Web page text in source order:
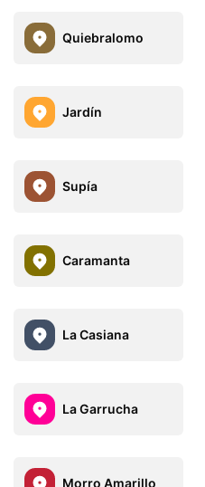
Quiebralomo
Jardín
Supía
Caramanta
La Casiana
La Garrucha
Morro Amarillo